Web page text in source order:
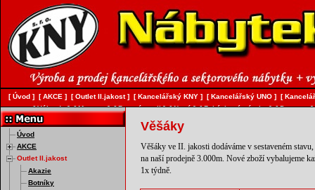
Úvod
AKCE
Outlet II.jakost
Akazie
Botníky
Věšáky
Věšáky ve II. jakosti dodáváme v sestaveném
na naší prodejně 3.000m. Nové zboží vybalujeme
1x týdně.
[ Úvod ] [ AKCE ] [ Outlet II.jakost ] [ Kancelářský KNY ] [ Kancelářský UNO ] [
[ Válendy ] [ Matrace ] [ Bytový textil ] [ Nový ] [ Zakázková výroba ] [ Doprava ]